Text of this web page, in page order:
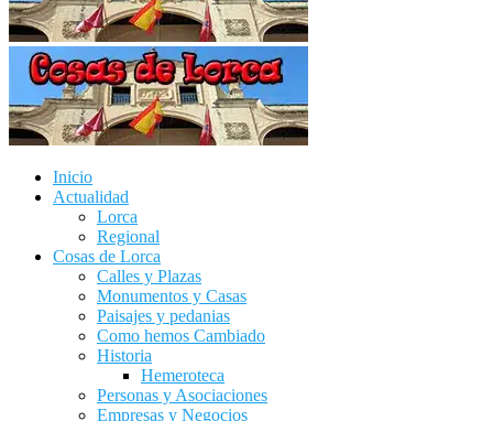
Inicio
Actualidad
Lorca
Regional
Cosas de Lorca
Calles y Plazas
Monumentos y Casas
Paisajes y pedanias
Como hemos Cambiado
Historia
Hemeroteca
Personas y Asociaciones
Empresas y Negocios